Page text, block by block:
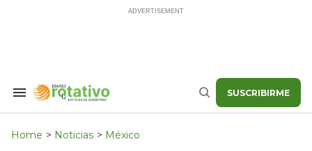
Search
Navigation
Buscar SUSCRIBIRME
Home > Noticias > México